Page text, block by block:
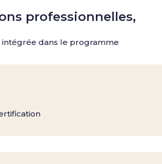
professionnelles,
dans le programme